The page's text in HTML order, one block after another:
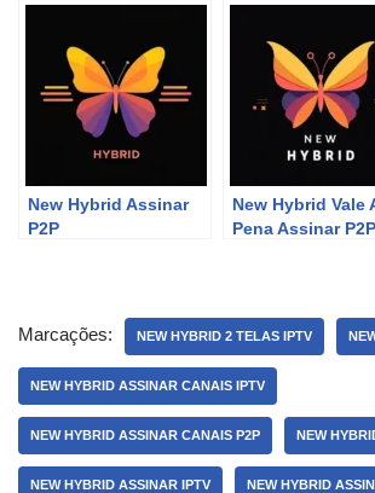
New Hybrid Assinar
P2P
New Hybrid Vale
Pena Assinar P2P
Marcações: NEW HYBRID 2 TELAS IPTV
NEW HYBRID ASSINAR CANAIS IPTV
NEW HYBRID ASSINAR CANAIS P2P NEW
NEW HYBRID ASSINAR IPTV NEW HYBRID